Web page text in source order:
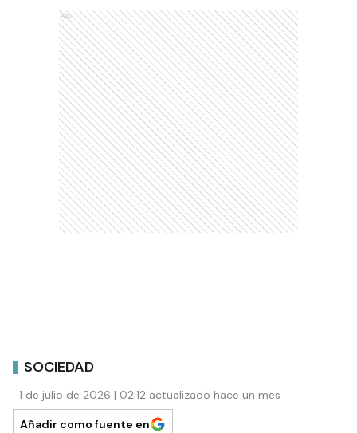
Ads
SOCIEDAD
1 de julio de 2026 | 02:12 actualizado hace un mes
Añadir como fuente en